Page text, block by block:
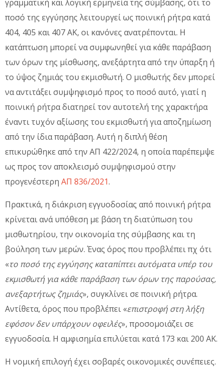
γραμματική και λογική ερμηνεία της σύμβασης, ότι το
ποσό της εγγύησης λειτουργεί ως ποινική ρήτρα κατά
404, 405 και 407 ΑΚ, οι κανόνες ανατρέπονται. Η
κατάπτωση μπορεί να συμφωνηθεί για κάθε παράβαση
των όρων της μίσθωσης, ανεξάρτητα από την ύπαρξη ή
το ύψος ζημιάς του εκμισθωτή. Ο μισθωτής δεν μπορεί
να αντιτάξει συμψηφισμό προς το ποσό αυτό, γιατί η
ποινική ρήτρα διατηρεί τον αυτοτελή της χαρακτήρα
έναντι τυχόν αξίωσης του εκμισθωτή για αποζημίωση
από την ίδια παράβαση. Αυτή η διπλή θέση
επικυρώθηκε από την ΑΠ 422/2024, η οποία παρέπεμψε
ως προς τον αποκλεισμό συμψηφισμού στην
προγενέστερη ΑΠ 836/2021.
Πρακτικά, η διάκριση εγγυοδοσίας από ποινική ρήτρα
κρίνεται ανά υπόθεση με βάση τη διατύπωση του
μισθωτηρίου, την οικονομία της σύμβασης και τη
βούληση των μερών. Ένας όρος που προβλέπει πχ ότι
«το ποσό της εγγύησης καταπίπτει αυτόματα υπέρ του
εκμισθωτή για κάθε παράβαση των όρων της παρούσας,
ανεξαρτήτως ζημιάς», συγκλίνει σε ποινική ρήτρα.
Αντίθετα, όρος που προβλέπει «επιστροφή στη λήξη
εφόσον δεν υπάρχουν οφειλές», προσομοιάζει σε
εγγυοδοσία. Η αμφισημία επιλύεται κατά 173 και 200 ΑΚ.
Η νομική επιλογή έχει σοβαρές οικονομικές συνέπειες.